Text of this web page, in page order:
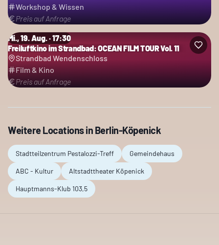
Workshop & Wissen
Preis auf Anfrage
Mi., 19. Aug. · 17:30
Freiluftkino im Strandbad: OCEAN FILM TOUR Vol. 11
Strandbad Wendenschloss
Film & Kino
Preis auf Anfrage
Weitere Locations in Berlin-Köpenick
Stadtteilzentrum Pestalozzi-Treff Gemeindehaus
ABC - Kultur Altstadttheater Köpenick
Hauptmanns-Klub 103,5